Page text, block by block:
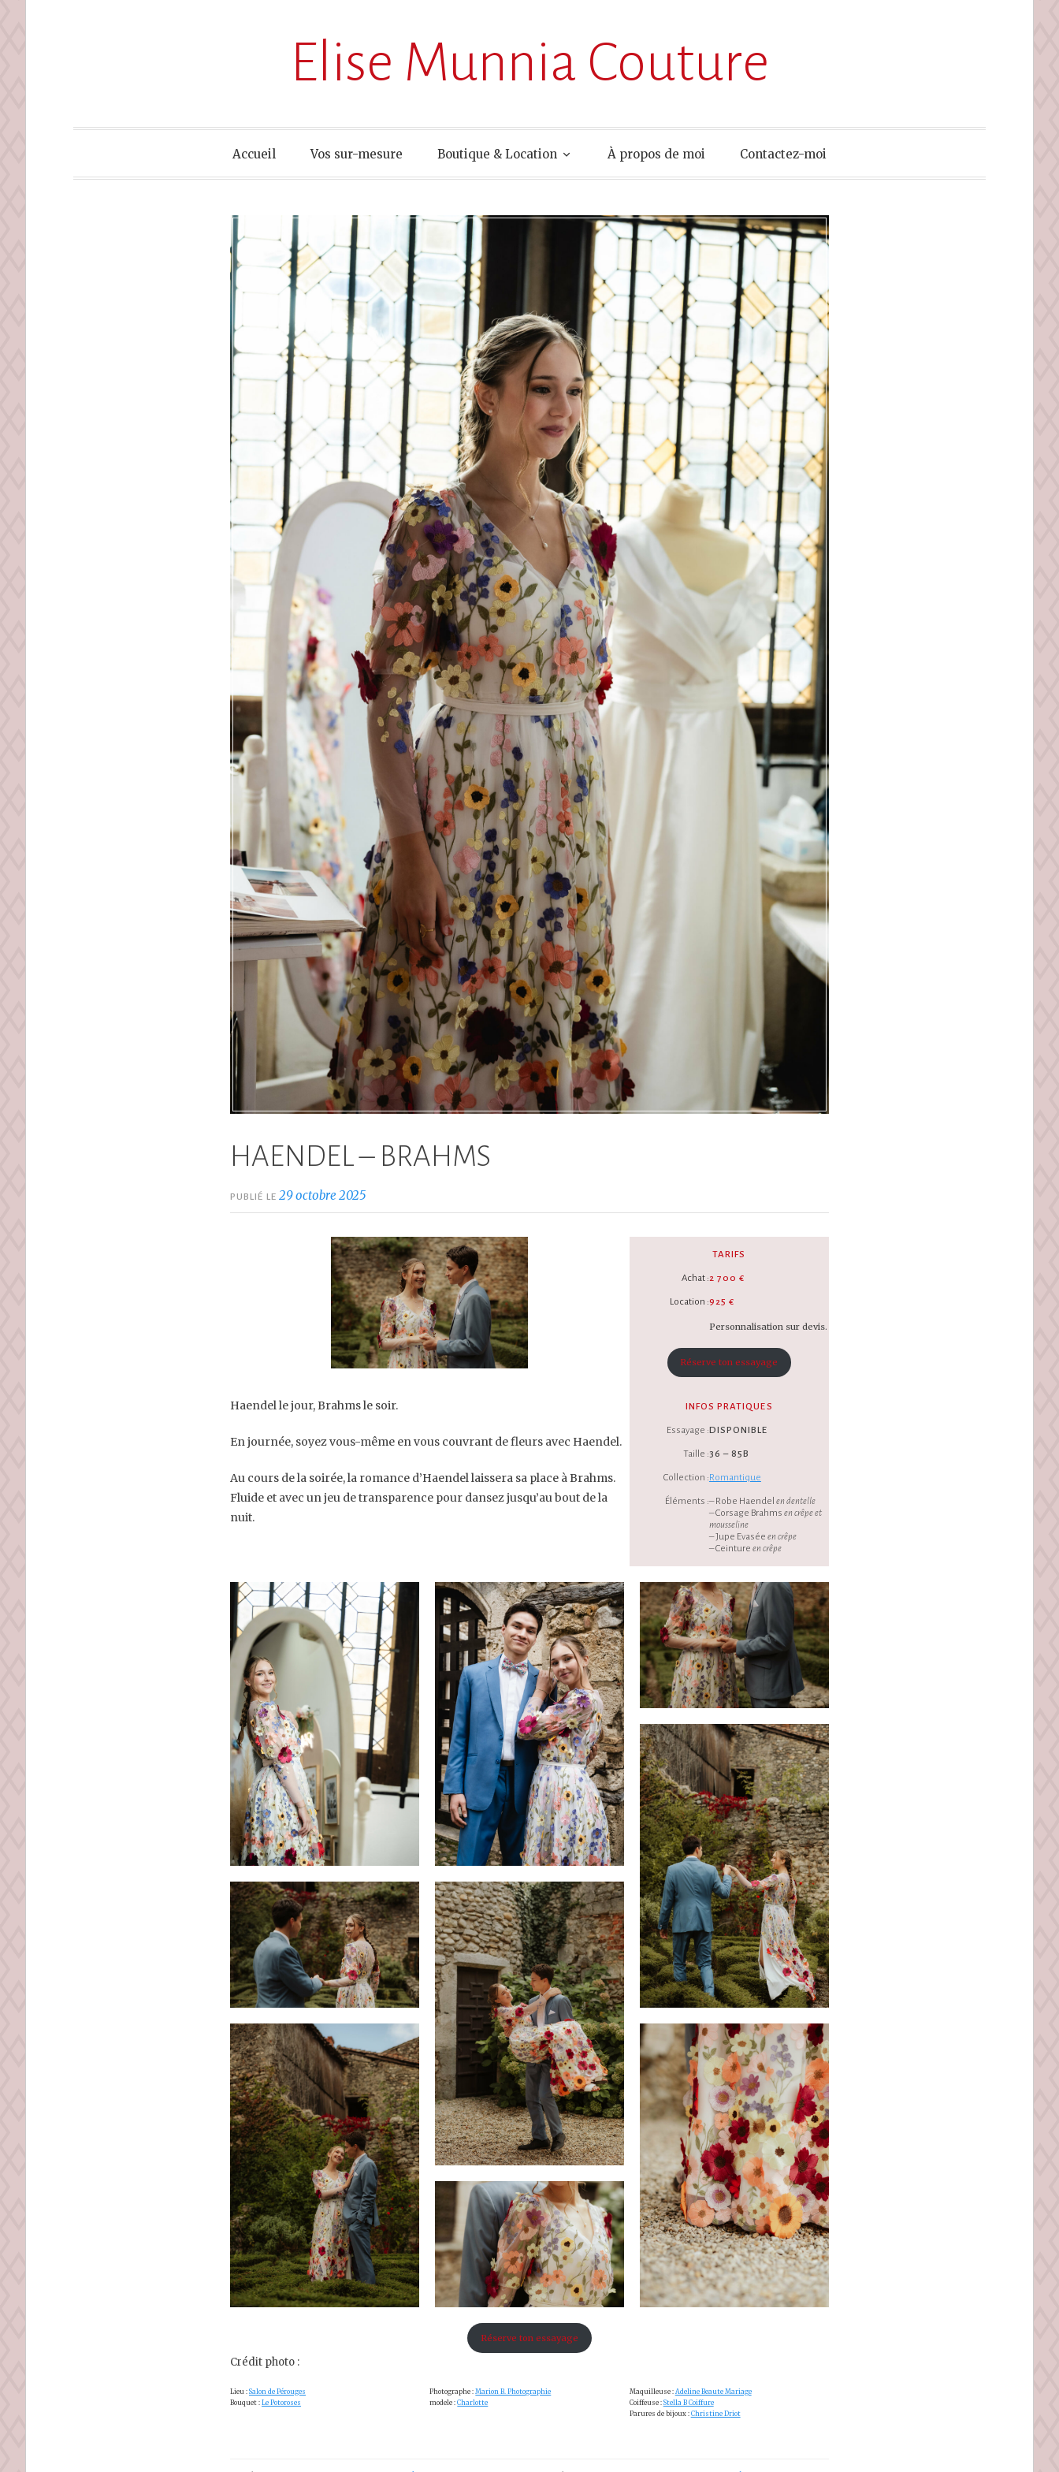
Elise Munnia Couture
Accueil Vos sur-mesure Boutique & Location À propos de moi Contactez-moi
HAENDEL – BRAHMS
PUBLIÉ LE 29 octobre 2025
Haendel le jour, Brahms le soir.
En journée, soyez vous-même en vous couvrant de fleurs avec Haendel.
Au cours de la soirée, la romance d’Haendel laissera sa place à Brahms.
Fluide et avec un jeu de transparence pour dansez jusqu’au bout de la
nuit.
TARIFS
Achat :
Location :
2 700 €
925 €
Personnalisation sur devis.
Réserve ton essayage
INFOS PRATIQUES
Essayage :
Taille :
Collection :
Éléments :
DISPONIBLE
36 – 85B
Romantique
– Robe Haendel en dentelle
– Corsage Brahms en crêpe et
mousseline
– Jupe Evasée en crêpe
– Ceinture en crêpe
Réserve ton essayage
Crédit photo :
Lieu : Salon de Pérouges
Bouquet : Le Potoroses
Photographe :Marion B. Photographie
modele :Charlotte
Maquilleuse : Adeline Beaute Mariage
Coiffeuse : Stella B Coiffure
Parures de bijoux : Christine Driot